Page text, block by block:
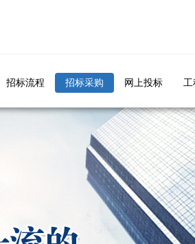
招标流程 招标采购 网上投标 工